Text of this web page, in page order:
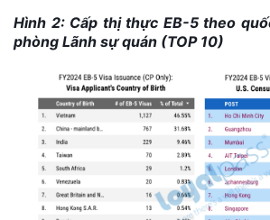
Hình 2: Cấp thị thực EB-5 theo
phòng Lãnh sự quán (TOP 10)